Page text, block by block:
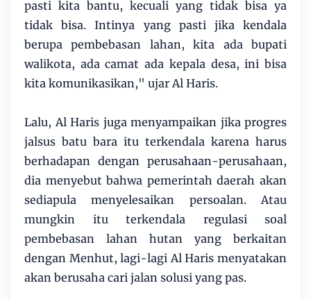
pasti kita bantu, kecuali yang tidak bisa ya
tidak bisa. Intinya yang pasti jika kendala
berupa pembebasan lahan, kita ada bupati
walikota, ada camat ada kepala desa, ini bisa
kita komunikasikan," ujar Al Haris.
Lalu, Al Haris juga menyampaikan jika progres
jalsus batu bara itu terkendala karena harus
berhadapan dengan perusahaan-perusahaan,
dia menyebut bahwa pemerintah daerah akan
sediapula menyelesaikan persoalan. Atau
mungkin itu terkendala regulasi soal
pembebasan lahan hutan yang berkaitan
dengan Menhut, lagi-lagi Al Haris menyatakan
akan berusaha cari jalan solusi yang pas.